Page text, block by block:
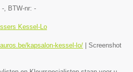
- , BTW-nr: -
Kessel-Lo
kapsalon-kessel-lo/ | Screenshot